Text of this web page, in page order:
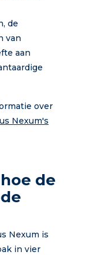
de
van
aan
over
Nexum's
de
Nexum is
in vier